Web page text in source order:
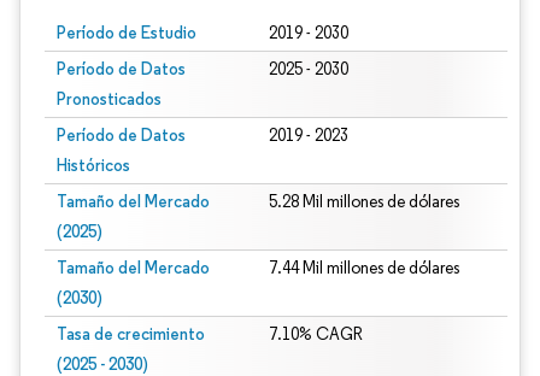
Período de Estudio 2019 - 2030
Período de Datos
Pronosticados
2025 - 2030
Período de Datos
Históricos
2019 - 2023
Tamaño del Mercado
(2025)
5.28 Mil millones de dólares
Tamaño del Mercado
(2030)
7.44 Mil millones de dólares
Tasa de crecimiento
(2025 - 2030)
7.10% CAGR